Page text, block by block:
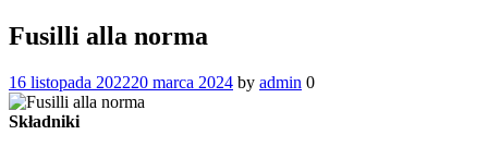
Fusilli alla norma
16 listopada 202220 marca 2024 by admin 0
Składniki